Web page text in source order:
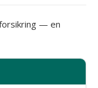
— en